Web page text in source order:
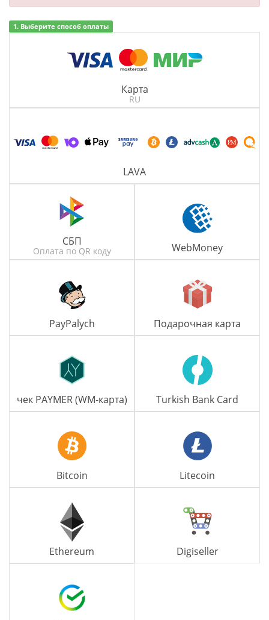
1. Выберите способ оплаты
Карта
RU
LAVA
СБП
Оплата по QR коду WebMoney
PayPalych Подарочная карта
чек PAYMER (WM-карта) Turkish Bank Card
Bitcoin Litecoin
Ethereum Digiseller